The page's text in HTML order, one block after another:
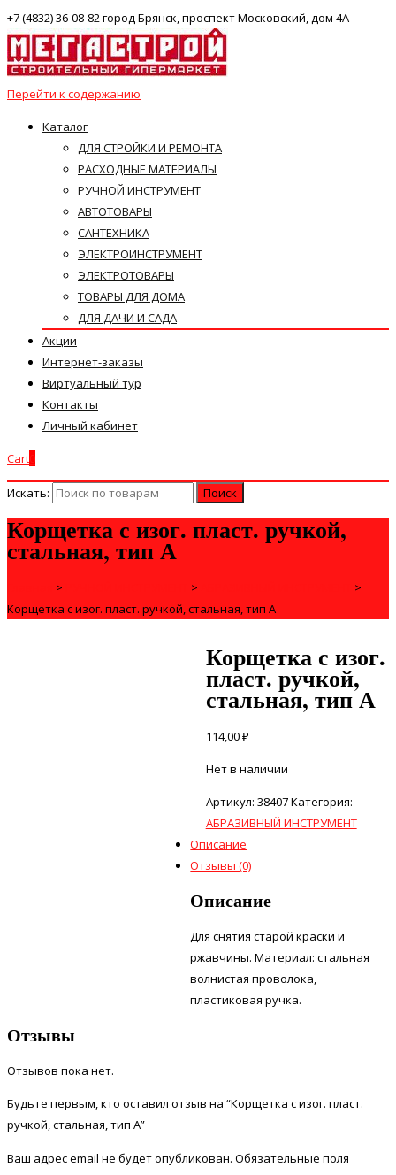
+7 (4832) 36-08-82 город Брянск, проспект Московский, дом 4А
Перейти к содержанию
Каталог
ДЛЯ СТРОЙКИ И РЕМОНТА
РАСХОДНЫЕ МАТЕРИАЛЫ
РУЧНОЙ ИНСТРУМЕНТ
АВТОТОВАРЫ
САНТЕХНИКА
ЭЛЕКТРОИНСТРУМЕНТ
ЭЛЕКТРОТОВАРЫ
ТОВАРЫ ДЛЯ ДОМА
ДЛЯ ДАЧИ И САДА
Акции
Интернет-заказы
Виртуальный тур
Контакты
Личный кабинет
Cart
Искать:
Корщетка с изог. пласт. ручкой,
стальная, тип А
> >
>
Корщетка с изог. пласт. ручкой, стальная, тип А
Корщетка с изог.
пласт. ручкой,
стальная, тип А
114,00₽
Нет в наличии
Артикул: 38407Категория:
АБРАЗИВНЫЙ ИНСТРУМЕНТ
Описание
Отзывы (0)
Описание
Для снятия старой краски и
ржавчины. Материал: стальная
волнистая проволока,
пластиковая ручка.
Отзывы
Отзывов пока нет.
Будьте первым, кто оставил отзыв на “Корщетка с изог. пласт.
ручкой, стальная, тип А”
Ваш адрес email не будет опубликован. Обязательные поля